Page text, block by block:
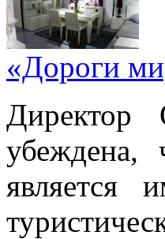
«Дороги
убеждена,
является